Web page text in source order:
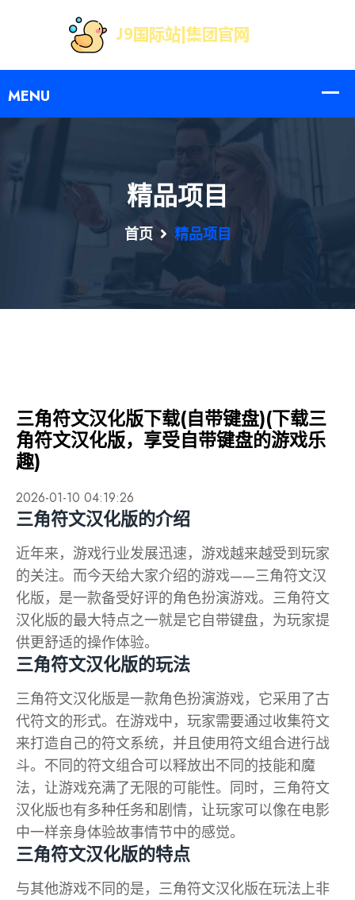
精品项目
首页 精品项目
三角符文汉化版下载(自带键盘)(下载三
角符文汉化版，享受自带键盘的游戏乐
趣)
2026-01-10 04:19:26
三角符文汉化版的介绍
近年来，游戏行业发展迅速，游戏越来越受到玩家
的关注。而今天给大家介绍的游戏——三角符文汉
化版，是一款备受好评的角色扮演游戏。三角符文
汉化版的最大特点之一就是它自带键盘，为玩家提
供更舒适的操作体验。
三角符文汉化版的玩法
三角符文汉化版是一款角色扮演游戏，它采用了古
代符文的形式。在游戏中，玩家需要通过收集符文
来打造自己的符文系统，并且使用符文组合进行战
斗。不同的符文组合可以释放出不同的技能和魔
法，让游戏充满了无限的可能性。同时，三角符文
汉化版也有多种任务和剧情，让玩家可以像在电影
中一样亲身体验故事情节中的感觉。
三角符文汉化版的特点
与其他游戏不同的是，三角符文汉化版在玩法上非